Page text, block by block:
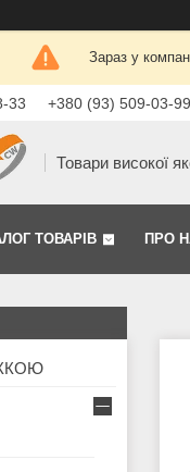
Зараз у
33 +380 (93) 509-03-99
Товари високої
ТОВАРІВ ПРО